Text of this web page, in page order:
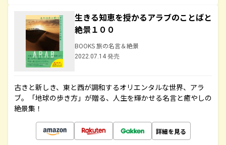
生きる知恵を授かるアラブのことばと
絶景１００
BOOKS 旅の名言＆絶景
2022.07.14 発売
古きと新しき、東と西が調和するオリエンタルな世界、アラ
ブ。「地球の歩き方」が贈る、人生を輝かせる名言と癒やしの
絶景集！
詳細を見る